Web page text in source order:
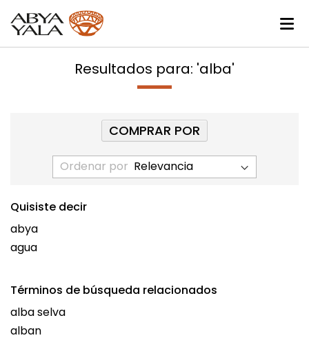
Resultados para: 'alba'
Ordenar por
Quisiste decir
abya
agua
Términos de búsqueda relacionados
alba selva
alban
COMPRAR POR